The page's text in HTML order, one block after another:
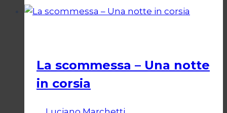
La scommessa – Una notte
in corsia